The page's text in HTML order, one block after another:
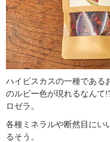
ハイビスカスの一種であ
のルビー色が現れるなんて
ロゼラ。
各種ミネラルや断然目にい
るそう。